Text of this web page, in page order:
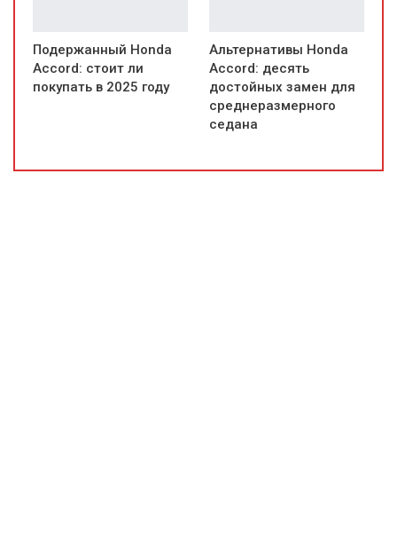
Подержанный Honda
Accord: стоит ли
покупать в 2025 году
Альтернативы Honda
Accord: десять
достойных замен для
среднеразмерного
седана